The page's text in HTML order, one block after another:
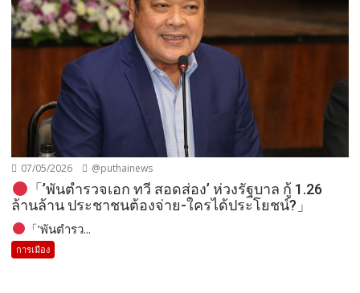
07/05/2026 @puthainews
「’พันตำรวจเอก ทวี สอดส่อง’ ห่วงรัฐบาล กู้ 1.26
ล้านล้าน ประชาชนต้องจ่าย-ใครได้ประโยชน์?」
「’พันตำรว...
การเมือง